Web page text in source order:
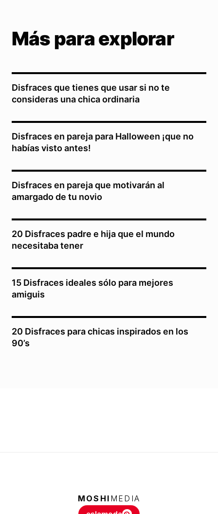
Más para explorar
Disfraces que tienes que usar si no te
consideras una chica ordinaria
Disfraces en pareja para Halloween ¡que no
habías visto antes!
Disfraces en pareja que motivarán al
amargado de tu novio
20 Disfraces padre e hija que el mundo
necesitaba tener
15 Disfraces ideales sólo para mejores
amiguis
20 Disfraces para chicas inspirados en los
90’s
MOSHI MEDIA